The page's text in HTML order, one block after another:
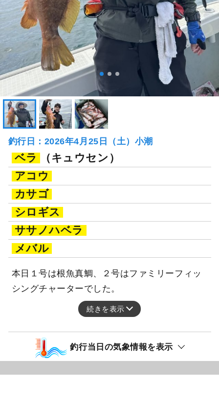
釣行日：2026年4月25日（土）小潮
ベラ
（キュウセン）
アコウ
カサゴ
シロギス
ササノハベラ
メバル
本日１号は根魚真鯛、２号はファミリーフィッ
シングチャーターでした。
続きを表示
釣行当日の気象情報を表示